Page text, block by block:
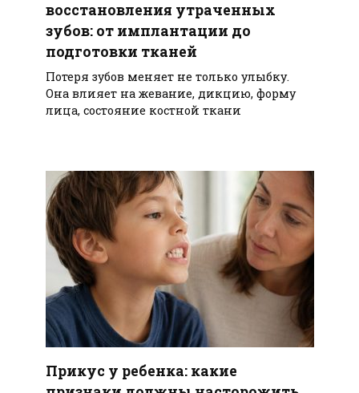
восстановления утраченных
зубов: от имплантации до
подготовки тканей
Потеря зубов меняет не только улыбку.
Она влияет на жевание, дикцию, форму
лица, состояние костной ткани
Прикус у ребенка: какие